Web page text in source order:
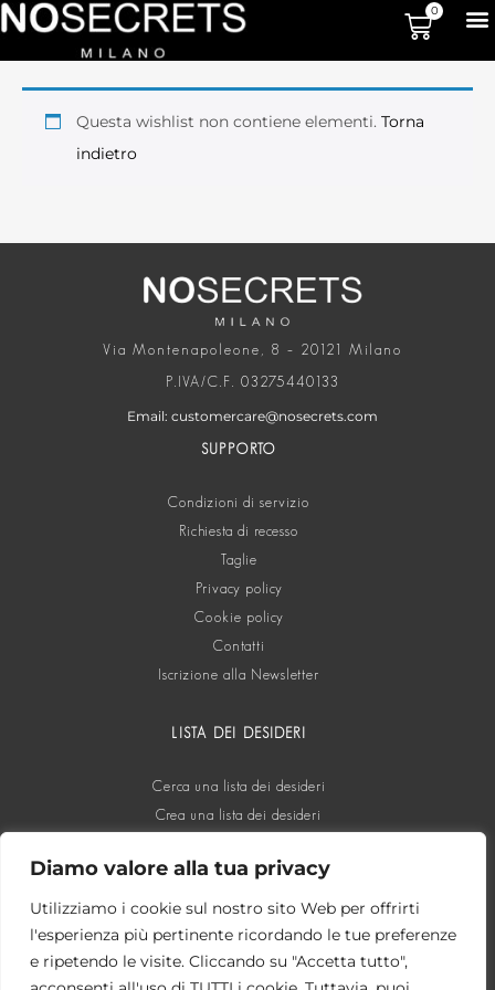
Diamo valore alla tua privacy
Utilizziamo i cookie sul nostro sito Web per offrirti
l'esperienza più pertinente ricordando le tue preferenze
e ripetendo le visite. Cliccando su "Accetta tutto",
0
Questa wishlist non contiene elementi. Torna
indietro
Via Montenapoleone, 8 – 20121 Milano
P.IVA/C.F. 03275440133
Email: customercare@nosecrets.com
SUPPORTO
Condizioni di servizio
Richiesta di recesso
Taglie
Privacy policy
Cookie policy
Contatti
Iscrizione alla Newsletter
LISTA DEI DESIDERI
Cerca una lista dei desideri
Crea una lista dei desideri
SOCIAL